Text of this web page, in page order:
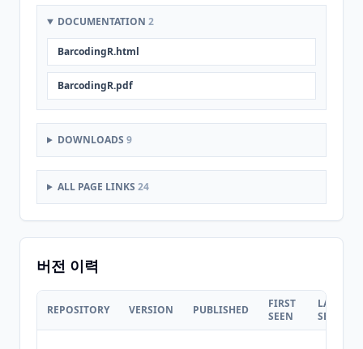
DOCUMENTATION 2
BarcodingR.html
BarcodingR.pdf
DOWNLOADS 9
ALL PAGE LINKS 24
버전 이력
REPOSITORY VERSION PUBLISHED
FIRST
SEEN
LAST
SEEN